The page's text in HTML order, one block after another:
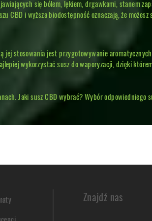
się bólem, lękiem, drgawkami, stanem
i wyższa biodostępność oznaczają, że
stosowania jest przygotowywanie
wykorzystać susz do waporyzacji, dzięki
Jaki susz CBD wybrać? Wybór
Znajdź nas